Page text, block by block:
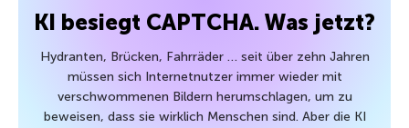
KI besiegt CAPTCHA. Was jetzt?
Hydranten, Brücken, Fahrräder … seit über zehn Jahren
müssen sich Internetnutzer immer wieder mit
verschwommenen Bildern herumschlagen, um zu
beweisen, dass sie wirklich Menschen sind. Aber die KI